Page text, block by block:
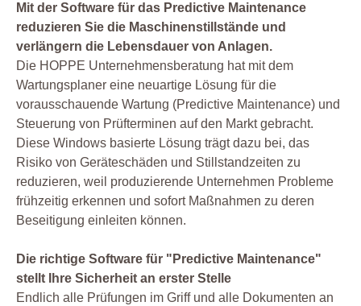
Mit der Software für das Predictive Maintenance
reduzieren Sie die Maschinenstillstände und
verlängern die Lebensdauer von Anlagen.
Die HOPPE Unternehmensberatung hat mit dem
Wartungsplaner eine neuartige Lösung für die
vorausschauende Wartung (Predictive Maintenance) und
Steuerung von Prüfterminen auf den Markt gebracht.
Diese Windows basierte Lösung trägt dazu bei, das
Risiko von Geräteschäden und Stillstandzeiten zu
reduzieren, weil produzierende Unternehmen Probleme
frühzeitig erkennen und sofort Maßnahmen zu deren
Beseitigung einleiten können.
Die richtige Software für "Predictive Maintenance"
stellt Ihre Sicherheit an erster Stelle
Endlich alle Prüfungen im Griff und alle Dokumenten an